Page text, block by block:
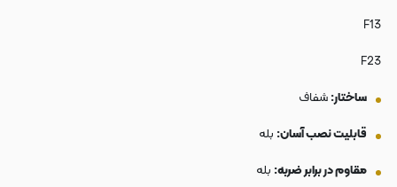
F13
F23
ساختار:شفاف
قابلیت نصب آسان: بله
مقاوم در برابر ضربه: بله